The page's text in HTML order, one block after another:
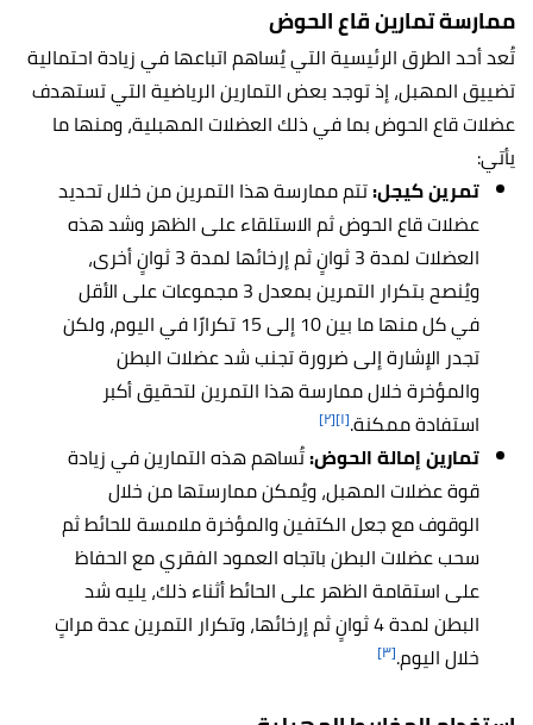
ممارسة تمارين قاع الحوض
تُعد أحد الطرق الرئيسية التي يُساهم اتباعها في زيادة احتمالية
تضييق المهبل، إذ توجد بعض التمارين الرياضية التي تستهدف
عضلات قاع الحوض بما في ذلك العضلات المهبلية، ومنها ما
يأتي:
تمرين كيجل:تتم ممارسة هذا التمرين من خلال تحديد
عضلات قاع الحوض ثم الاستلقاء على الظهر وشد هذه
العضلات لمدة 3 ثوانٍ ثم إرخائها لمدة 3 ثوانٍ أخرى،
ويُنصح بتكرار التمرين بمعدل 3 مجموعات على الأقل
في كل منها ما بين 10 إلى 15 تكرارًا في اليوم، ولكن
تجدر الإشارة إلى ضرورة تجنب شد عضلات البطن
والمؤخرة خلال ممارسة هذا التمرين لتحقيق أكبر
استفادة ممكنة.[١] [٢]
تمارين إمالة الحوض:تُساهم هذه التمارين في زيادة
قوة عضلات المهبل، ويُمكن ممارستها من خلال
الوقوف مع جعل الكتفين والمؤخرة ملامسة للحائط ثم
سحب عضلات البطن باتجاه العمود الفقري مع الحفاظ
على استقامة الظهر على الحائط أثناء ذلك، يليه شد
البطن لمدة 4 ثوانٍ ثم إرخائها، وتكرار التمرين عدة مراتٍ
خلال اليوم.[٣]